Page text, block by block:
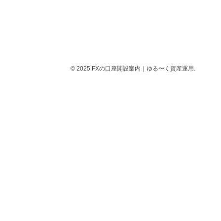
© 2025 FXの口座開設案内｜ゆる〜く資産運用.